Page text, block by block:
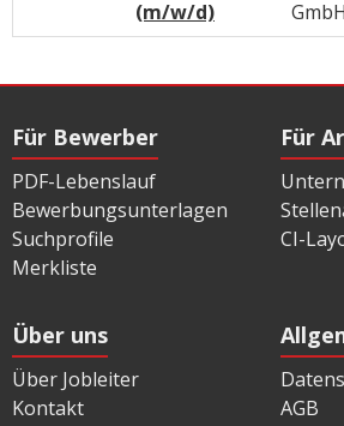
(m/w/d)
GmbH
Für Bewerber
PDF-Lebenslauf
Bewerbungsunterlagen
Suchprofile
Merkliste
Für
CI-
Über uns
Über Jobleiter
Kontakt
AGB